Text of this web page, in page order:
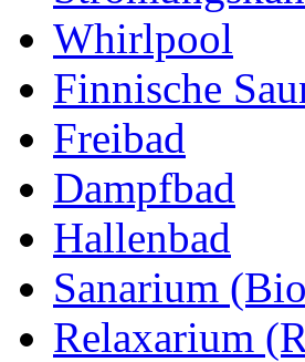
Whirlpool
Finnische
Freibad
Dampfbad
Hallenbad
Sanarium
Relaxarium